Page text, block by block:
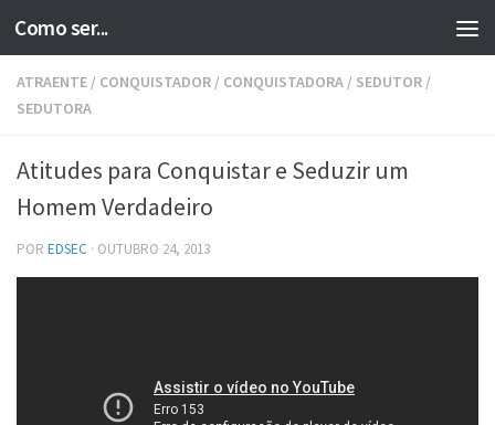
Skip to content
Como ser...
ATRAENTE / CONQUISTADOR / CONQUISTADORA / SEDUTOR /
SEDUTORA
Atitudes para Conquistar e Seduzir um
Homem Verdadeiro
POR EDSEC · OUTUBRO 24, 2013